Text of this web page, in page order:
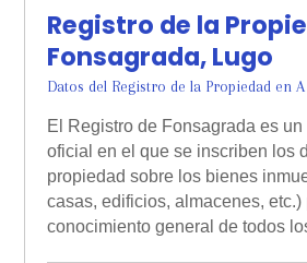
Registro de la
Fonsagrada, Lugo
Datos del Registro de la Propiedad en
El Registro de Fonsagrada es
oficial en el que se inscriben los
propiedad sobre los bienes
casas, edificios, almacenes, etc.)
conocimiento general de todos